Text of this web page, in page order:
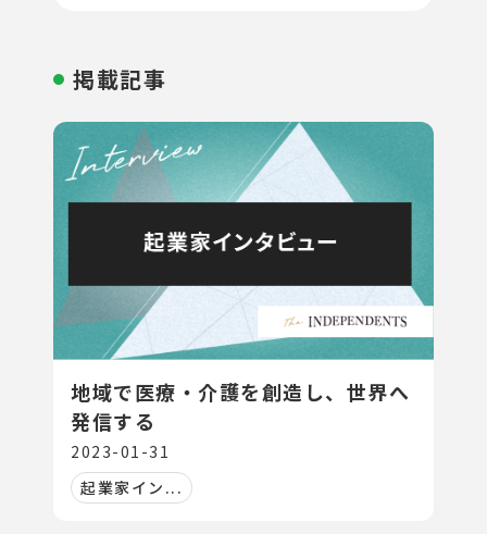
掲載記事
地域で医療・介護を創造し、世界へ
発信する
2023-01-31
起業家イン...